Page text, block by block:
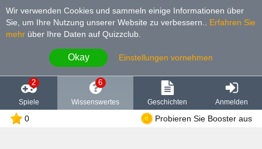
Wir verwenden Cookies und sammeln einige Informationen über
Sie, um Ihre Nutzung unserer Website zu verbessern.
Erfahren Sie
mehr über Ihre Daten auf Quizzclub.
Okay Einstellungen vornehmen
2
Spiele
6
Wissenswertes Geschichten Anmelden
0 Probieren Sie Booster aus